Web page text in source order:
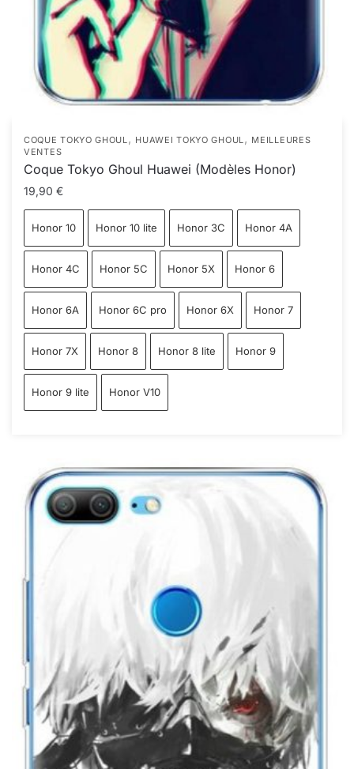
COQUE TOKYO GHOUL, HUAWEI TOKYO GHOUL, MEILLEURES
VENTES
Coque Tokyo Ghoul Huawei (Modèles Honor)
19,90 €
Honor 10 Honor 10 lite Honor 3C Honor 4A
Honor 4C Honor 5C Honor 5X Honor 6
Honor 6A Honor 6C pro Honor 6X Honor 7
Honor 7X Honor 8 Honor 8 lite Honor 9
Honor 9 lite Honor V10